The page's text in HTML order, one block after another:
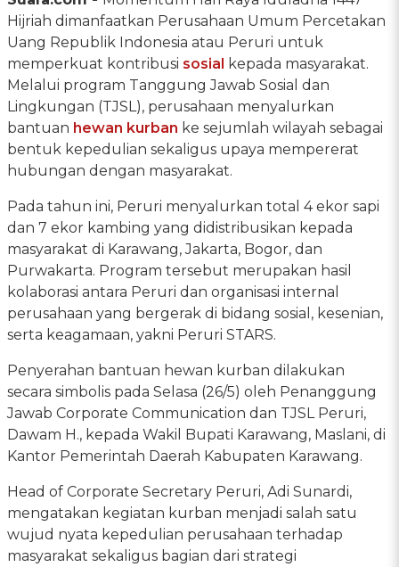
Hijriah dimanfaatkan Perusahaan Umum Percetakan
Uang Republik Indonesia atau Peruri untuk
memperkuat kontribusi sosial kepada masyarakat.
Melalui program Tanggung Jawab Sosial dan
Lingkungan (TJSL), perusahaan menyalurkan
bantuan hewan kurban ke sejumlah wilayah sebagai
bentuk kepedulian sekaligus upaya mempererat
hubungan dengan masyarakat.
Pada tahun ini, Peruri menyalurkan total 4 ekor sapi
dan 7 ekor kambing yang didistribusikan kepada
masyarakat di Karawang, Jakarta, Bogor, dan
Purwakarta. Program tersebut merupakan hasil
kolaborasi antara Peruri dan organisasi internal
perusahaan yang bergerak di bidang sosial, kesenian,
serta keagamaan, yakni Peruri STARS.
Penyerahan bantuan hewan kurban dilakukan
secara simbolis pada Selasa (26/5) oleh Penanggung
Jawab Corporate Communication dan TJSL Peruri,
Dawam H., kepada Wakil Bupati Karawang, Maslani, di
Kantor Pemerintah Daerah Kabupaten Karawang.
Head of Corporate Secretary Peruri, Adi Sunardi,
mengatakan kegiatan kurban menjadi salah satu
wujud nyata kepedulian perusahaan terhadap
masyarakat sekaligus bagian dari strategi